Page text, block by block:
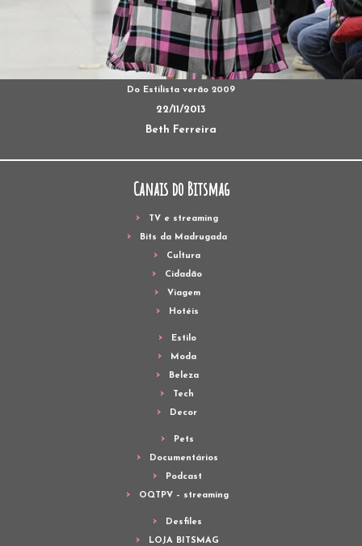
Do Estilista verão 2009
22/11/2013
Beth Ferreira
Canais do Bitsmag
TV e streaming
Bits da Madrugada
Cultura
Cidadão
Viagem
Hotéis
Estilo
Moda
Beleza
Tech
Decor
Pets
Documentários
Podcast
OQTPV – streaming
Desfiles
LOJA BITSMAG